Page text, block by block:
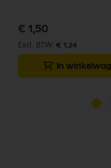
€ 1,50
€ 1,24
In